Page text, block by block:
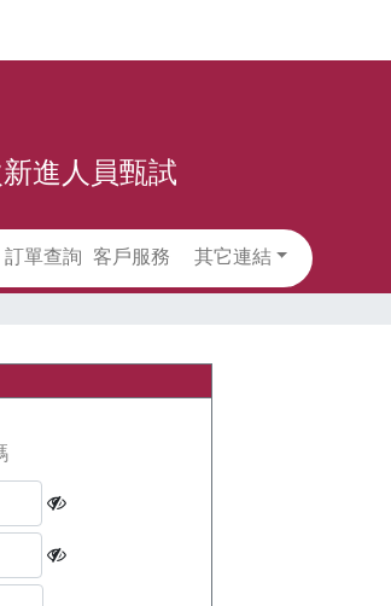
進人員甄試
訂單查詢 客戶服務 其它連結